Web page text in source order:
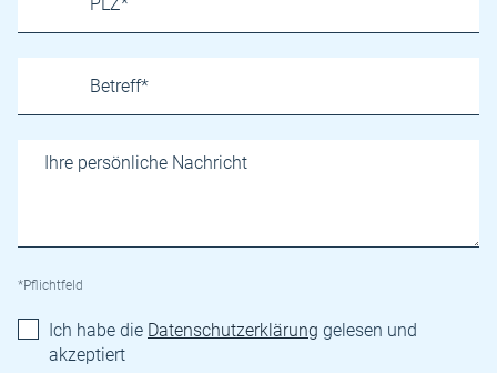
*Pflichtfeld
Ich habe die Datenschutzerklärung gelesen und
akzeptiert